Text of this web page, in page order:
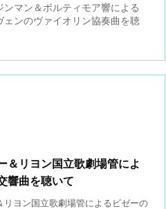
ンマン＆ボルティモア響による
ェンのヴァイオリン協奏曲を聴
＆リヨン国立歌劇場管によ
響曲を聴いて
リヨン国立歌劇場管によるビゼーの